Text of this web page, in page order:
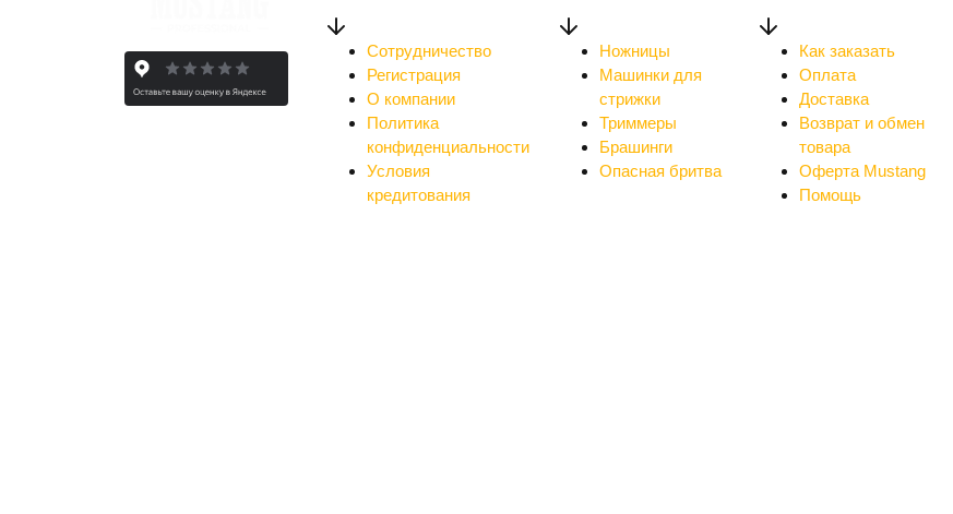
Сотрудничество
Регистрация
О компании
Политика
конфиденциальности
Условия
кредитования
Ножницы
Машинки для
стрижки
Триммеры
Брашинги
Опасная бритва
Как заказать
Оплата
Доставка
Возврат и обмен
товара
Оферта Mustang
Помощь